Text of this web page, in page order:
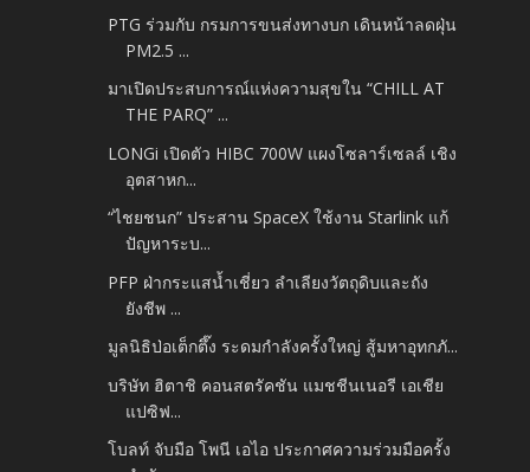
PTG ร่วมกับ กรมการขนส่งทางบก เดินหน้าลดฝุ่น
PM2.5 ...
มาเปิดประสบการณ์แห่งความสุขใน “CHILL AT
THE PARQ” ...
LONGi เปิดตัว HIBC 700W แผงโซลาร์เซลล์ เชิง
อุตสาหก...
“ไชยชนก” ประสาน SpaceX ใช้งาน Starlink แก้
ปัญหาระบ...
PFP ฝ่ากระแสน้ำเชี่ยว ลำเลียงวัตถุดิบและถัง
ยังชีพ ...
มูลนิธิป่อเต็กตึ๊ง ระดมกำลังครั้งใหญ่ สู้มหาอุทกภั...
บริษัท ฮิตาชิ คอนสตรัคชัน แมชชีนเนอรี เอเชีย
แปซิฟ...
โบลท์ จับมือ โพนี เอไอ ประกาศความร่วมมือครั้ง